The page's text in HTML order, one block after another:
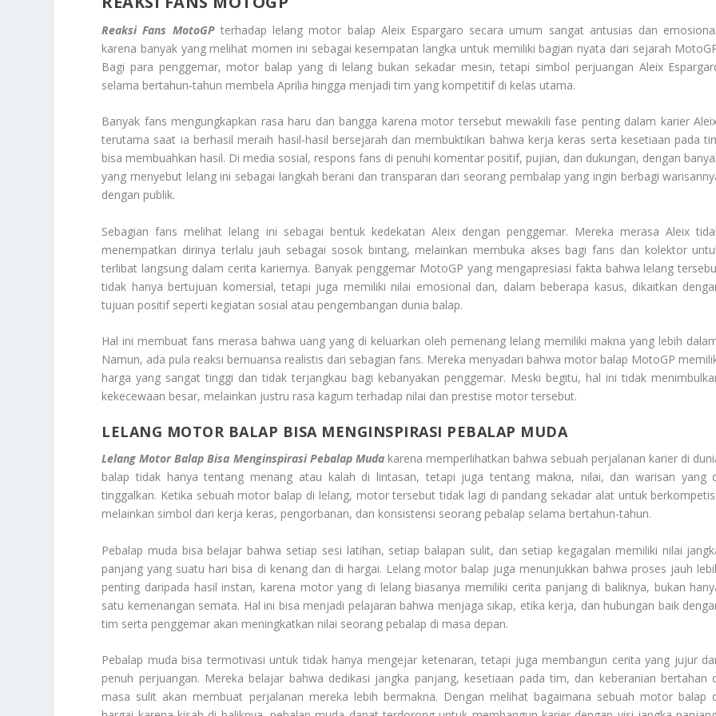
Reaksi Fans MotoGPterhadap lelang motor balap Aleix Espargaro secara umum sangat antusias dan
karena banyak yang melihat momen ini sebagai kesempatan langka untuk memiliki bagian nyata dari sejarah
Bagi para penggemar, motor balap yang di lelang bukan sekadar mesin, tetapi simbol perjuangan Aleix
selama bertahun-tahun membela Aprilia hingga menjadi tim yang kompetitif di kelas utama.
Banyak fans mengungkapkan rasa haru dan bangga karena motor tersebut mewakili fase penting dalam karier
terutama saat ia berhasil meraih hasil-hasil bersejarah dan membuktikan bahwa kerja keras serta kesetiaan pada
bisa membuahkan hasil. Di media sosial, respons fans di penuhi komentar positif, pujian, dan dukungan, dengan
yang menyebut lelang ini sebagai langkah berani dan transparan dari seorang pembalap yang ingin berbagi
dengan publik.
Sebagian fans melihat lelang ini sebagai bentuk kedekatan Aleix dengan penggemar. Mereka merasa Aleix
menempatkan dirinya terlalu jauh sebagai sosok bintang, melainkan membuka akses bagi fans dan kolektor
terlibat langsung dalam cerita kariernya. Banyak penggemar MotoGP yang mengapresiasi fakta bahwa lelang
tidak hanya bertujuan komersial, tetapi juga memiliki nilai emosional dan, dalam beberapa kasus, dikaitkan
tujuan positif seperti kegiatan sosial atau pengembangan dunia balap.
Hal ini membuat fans merasa bahwa uang yang di keluarkan oleh pemenang lelang memiliki makna yang lebih
Namun, ada pula reaksi bernuansa realistis dari sebagian fans. Mereka menyadari bahwa motor balap MotoGP
harga yang sangat tinggi dan tidak terjangkau bagi kebanyakan penggemar. Meski begitu, hal ini tidak
kekecewaan besar, melainkan justru rasa kagum terhadap nilai dan prestise motor tersebut.
LELANG MOTOR BALAP BISA MENGINSPIRASI PEBALAP MUDA
Lelang Motor Balap Bisa Menginspirasi Pebalap Mudakarena memperlihatkan bahwa sebuah perjalanan karier di
balap tidak hanya tentang menang atau kalah di lintasan, tetapi juga tentang makna, nilai, dan warisan yang
tinggalkan. Ketika sebuah motor balap di lelang, motor tersebut tidak lagi di pandang sekadar alat untuk
melainkan simbol dari kerja keras, pengorbanan, dan konsistensi seorang pebalap selama bertahun-tahun.
Pebalap muda bisa belajar bahwa setiap sesi latihan, setiap balapan sulit, dan setiap kegagalan memiliki nilai
panjang yang suatu hari bisa di kenang dan di hargai. Lelang motor balap juga menunjukkan bahwa proses jauh
penting daripada hasil instan, karena motor yang di lelang biasanya memiliki cerita panjang di baliknya, bukan
satu kemenangan semata. Hal ini bisa menjadi pelajaran bahwa menjaga sikap, etika kerja, dan hubungan baik
tim serta penggemar akan meningkatkan nilai seorang pebalap di masa depan.
Pebalap muda bisa termotivasi untuk tidak hanya mengejar ketenaran, tetapi juga membangun cerita yang jujur
penuh perjuangan. Mereka belajar bahwa dedikasi jangka panjang, kesetiaan pada tim, dan keberanian bertahan
masa sulit akan membuat perjalanan mereka lebih bermakna. Dengan melihat bagaimana sebuah motor balap